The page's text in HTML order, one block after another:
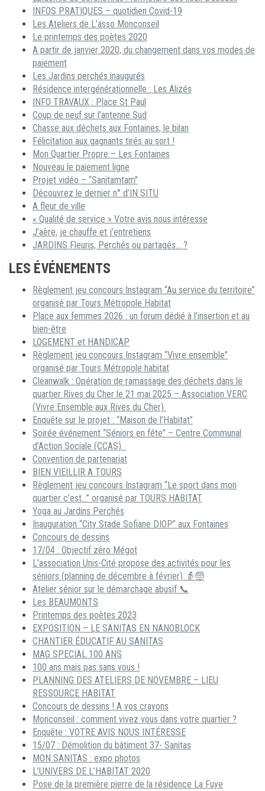
INFOS PRATIQUES – quotidien Covid-19
Les Ateliers de L’asso Monconseil
Le printemps des poètes 2020
A partir de janvier 2020, du changement dans vos modes de
paiement
Les Jardins perchés inaugurés
Résidence intergénérationnelle : Les Alizés
INFO TRAVAUX : Place St Paul
Coup de neuf sur l’antenne Sud
Chasse aux déchets aux Fontaines, le bilan
Félicitation aux gagnants tirés au sort !
Mon Quartier Propre – Les Fontaines
Nouveau le paiement ligne
Projet vidéo – “Sanitamtam”
Découvrez le dernier n° d’IN SITU
A fleur de ville
« Qualité de service » Votre avis nous intéresse
J’aère, je chauffe et j’entretiens
JARDINS Fleuris, Perchés ou partagés… ?
LES ÉVÉNEMENTS
Règlement jeu concours Instagram “Au service du territoire”
organisé par Tours Métropole Habitat
Place aux femmes 2026 : un forum dédié à l’insertion et au
bien-être
LOGEMENT et HANDICAP
Règlement jeu concours Instagram “Vivre ensemble”
organisé par Tours Métropole habitat
Cleanwalk : Opération de ramassage des déchets dans le
quartier Rives du Cher le 21 mai 2025 – Association VERC
(Vivre Ensemble aux Rives du Cher)
Enquête sur le projet : “Maison de l’Habitat”
Soirée événement “Séniors en fête” – Centre Communal
d’Action Sociale (CCAS)
Convention de partenariat
BIEN VIEILLIR A TOURS
Règlement jeu concours Instagram “Le sport dans mon
quartier c’est…” organisé par TOURS HABITAT
Yoga au Jardins Perchés
Inauguration “City Stade Sofiane DIOP” aux Fontaines
Concours de dessins
17/04 : Objectif zéro Mégot
L’association Unis-Cité propose des activités pour les
séniors (planning de décembre à février) 👵🧓
Atelier sénior sur le démarchage abusif 📞
Les BEAUMONTS
Printemps des poètes 2023
EXPOSITION – LE SANITAS EN NANOBLOCK
CHANTIER ÉDUCATIF AU SANITAS
MAG SPECIAL 100 ANS
100 ans mais pas sans vous !
PLANNING DES ATELIERS DE NOVEMBRE – LIEU
RESSOURCE HABITAT
Concours de dessins ! A vos crayons
Monconseil : comment vivez vous dans votre quartier ?
Enquête : VOTRE AVIS NOUS INTÉRESSE
15/07 : Démolition du bâtiment 37- Sanitas
MON SANITAS : expo photos
L’UNIVERS DE L’HABITAT 2020
Pose de la première pierre de la résidence La Fuye